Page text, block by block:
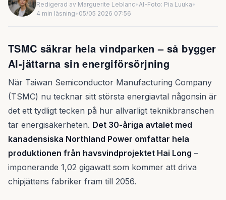
Redigerad av Marguerite Leblanc•AI-Foto: Pia Luuka•
4 min läsning• 05/05 2026 07:56
TSMC säkrar hela vindparken – så bygger
AI-jättarna sin energiförsörjning
När Taiwan Semiconductor Manufacturing Company
(TSMC) nu tecknar sitt största energiavtal någonsin är
det ett tydligt tecken på hur allvarligt teknikbranschen
tar energisäkerheten. Det 30-åriga avtalet med
kanadensiska Northland Power omfattar hela
produktionen från havsvindprojektet Hai Long –
imponerande 1,02 gigawatt som kommer att driva
chipjättens fabriker fram till 2056.